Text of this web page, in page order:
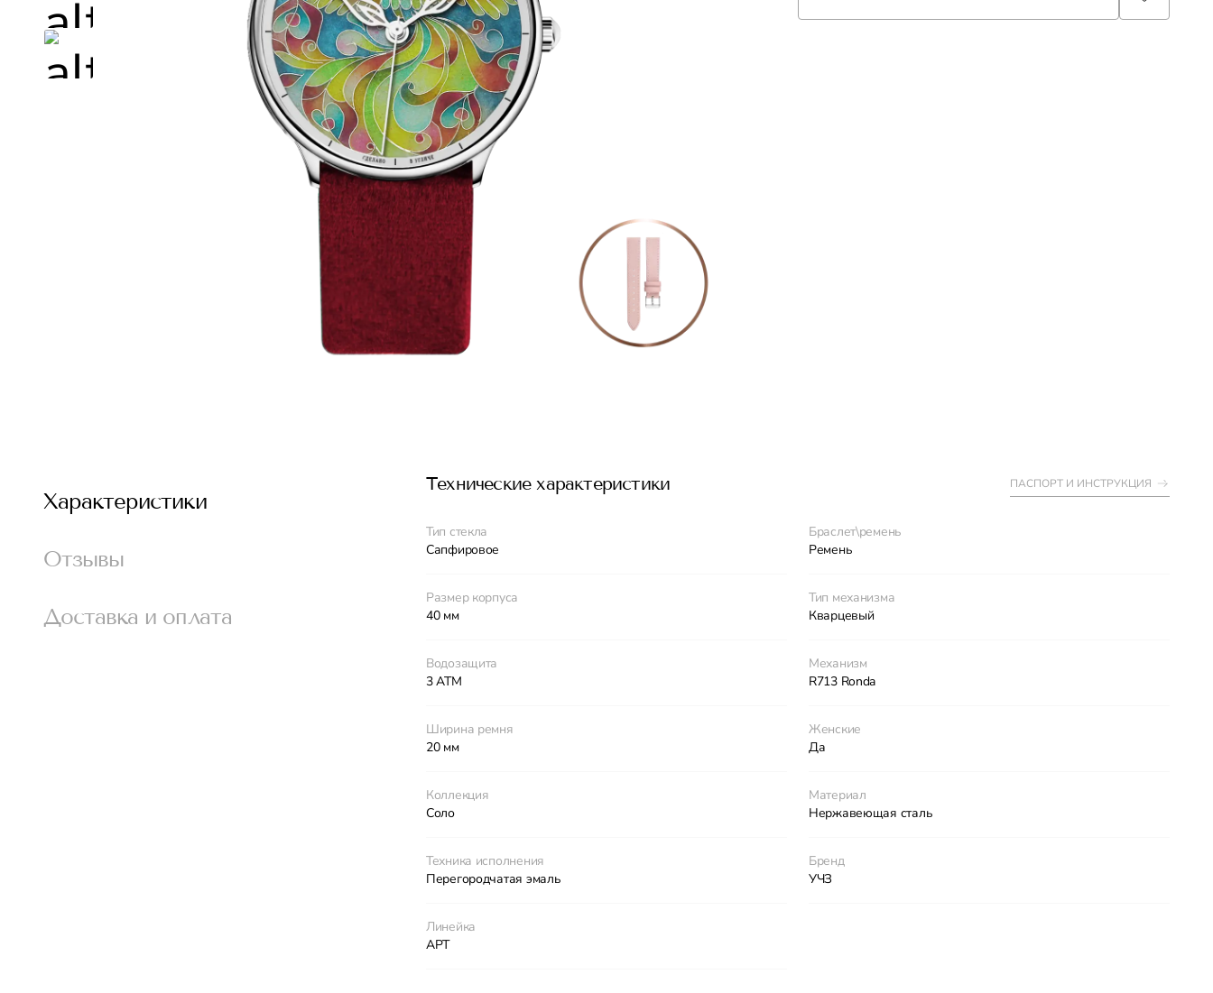
Характеристики
Отзывы
Доставка и оплата
Технические характеристики ПАСПОРТ И ИНСТРУКЦИЯ
Тип стекла
Сапфировое
Браслет\ремень
Ремень
Размер корпуса
40 мм
Тип механизма
Кварцевый
Водозащита
3 АТМ
Механизм
R713 Ronda
Ширина ремня
20 мм
Женские
Да
Коллекция
Соло
Материал
Нержавеющая сталь
Техника исполнения
Перегородчатая эмаль
Бренд
УЧЗ
Линейка
АРТ